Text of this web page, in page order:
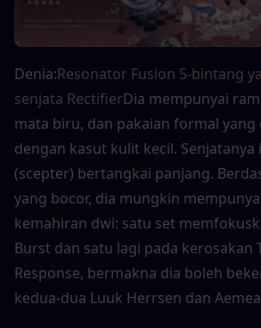
Denia:Resonator Fusion 5-bintang
senjata RectifierDia mempunyai
mata biru, dan pakaian formal yang
dengan kasut kulit kecil. Senjatanya
(scepter) bertangkai panjang.
yang bocor, dia mungkin
kemahiran dwi: satu set
Burst dan satu lagi pada kerosakan
Response, bermakna dia boleh
kedua-dua Luuk Herrsen dan